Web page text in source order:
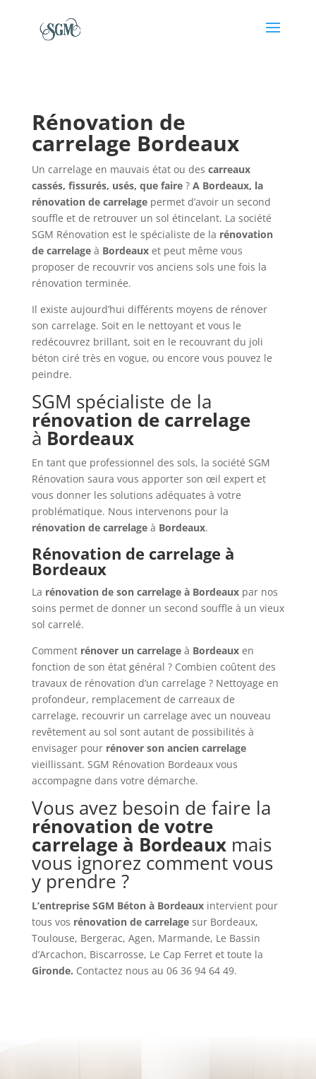
Rénovation de
carrelage Bordeaux
Un carrelage en mauvais état ou des carreaux
cassés, fissurés, usés, que faire? A Bordeaux, la
rénovation de carrelage permet d’avoir un second
souffle et de retrouver un sol étincelant. La société
SGM Rénovation est le spécialiste de la rénovation
de carrelageà Bordeauxet peut même vous
proposer de recouvrir vos anciens sols une fois la
rénovation terminée.
Il existe aujourd’hui différents moyens de rénover
son carrelage. Soit en le nettoyant et vous le
redécouvrez brillant, soit en le recouvrant du joli
béton ciré très en vogue, ou encore vous pouvez le
peindre.
SGM spécialiste de la
rénovation de carrelage
à Bordeaux
En tant que professionnel des sols, la société SGM
Rénovation saura vous apporter son œil expert et
vous donner les solutions adéquates à votre
problématique. Nous intervenons pour la
rénovation de carrelageà Bordeaux.
Rénovation de carrelage à
Bordeaux
La rénovation de son carrelage à Bordeauxpar nos
soins permet de donner un second souffle à un vieux
sol carrelé.
Comment rénover un carrelageà Bordeauxen
fonction de son état général ? Combien coûtent des
travaux de rénovation d’un carrelage ? Nettoyage en
profondeur, remplacement de carreaux de
carrelage, recouvrir un carrelage avec un nouveau
revêtement au sol sont autant de possibilités à
envisager pour rénover son ancien carrelage
vieillissant. SGM Rénovation Bordeaux vous
accompagne dans votre démarche.
Vous avez besoin de faire la
rénovation de votre
carrelage à Bordeaux mais
vous ignorez comment vous
y prendre ?
L’entreprise SGM Béton à Bordeauxintervient pour
tous vos rénovation de carrelage sur Bordeaux,
Toulouse, Bergerac, Agen, Marmande, Le Bassin
d’Arcachon, Biscarrosse, Le Cap Ferret et toute la
Gironde. Contactez nous au 06 36 94 64 49.